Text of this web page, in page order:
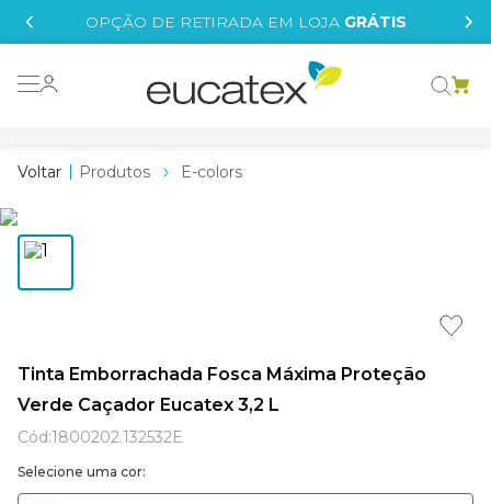
OPÇÃO DE RETIRADA EM LOJA GRÁTIS
Produtos E-colors
Tinta Emborrachada Fosca Máxima Proteção
Verde Caçador Eucatex 3,2 L
Cód:1800202.132532E
Selecione uma cor:
tinta